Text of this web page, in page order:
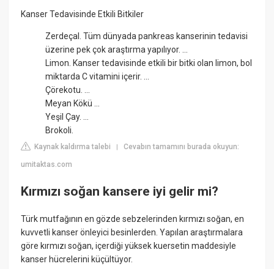
Kanser Tedavisinde Etkili Bitkiler
Zerdeçal. Tüm dünyada pankreas kanserinin tedavisi
üzerine pek çok araştırma yapılıyor. ...
Limon. Kanser tedavisinde etkili bir bitki olan limon, bol
miktarda C vitamini içerir. ...
Çörekotu. ...
Meyan Kökü ...
Yeşil Çay. ...
Brokoli.
Kaynak kaldırma talebi |Cevabın tamamını burada okuyun:
umitaktas.com
Kırmızı soğan kansere iyi gelir mi?
Türk mutfağının en gözde sebzelerinden kırmızı soğan, en
kuvvetli kanser önleyici besinlerden. Yapılan araştırmalara
göre kırmızı soğan, içerdiği yüksek kuersetin maddesiyle
kanser hücrelerini küçültüyor.